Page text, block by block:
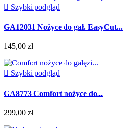
 Szybki podgląd
GA12031 Nożyce do gał. EasyCut...
145,00 zł
 Szybki podgląd
GA8773 Comfort nożyce do...
299,00 zł